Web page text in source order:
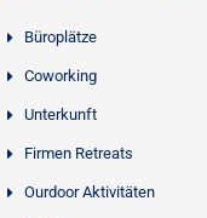
Büroplätze
Coworking
Unterkunft
Firmen Retreats
Ourdoor Aktivitäten